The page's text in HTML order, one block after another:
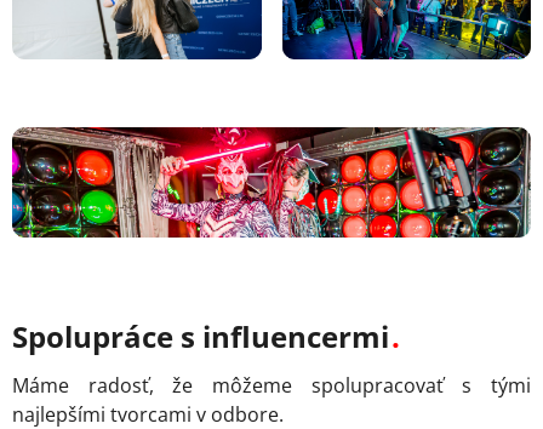
Spolupráce s influencermi
Máme radosť, že môžeme spolupracovať s tými
najlepšími tvorcami v odbore.